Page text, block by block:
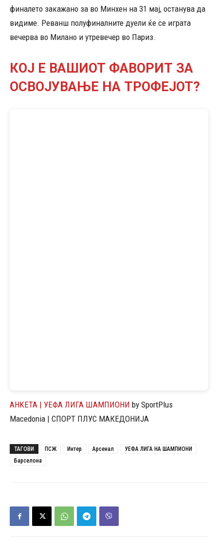
финалето закажано за во Минхен на 31 мај, останува да
видиме. Реванш полуфиналните дуели ќе се играта
вечерва во Милано и утревечер во Париз.
КОЈ Е ВАШИОТ ФАВОРИТ ЗА
ОСВОЈУВАЊЕ НА ТРОФЕЈОТ?
AНKETA | УЕФА ЛИГА ШАМПИОНИ by SportPlus
Macedonia | СПОРТ ПЛУС МАКЕДOНИЈА
ТАГОВИ ПСЖ Интер Арсенал
УЕФА ЛИГА НА ШАМПИОНИ
Барселона